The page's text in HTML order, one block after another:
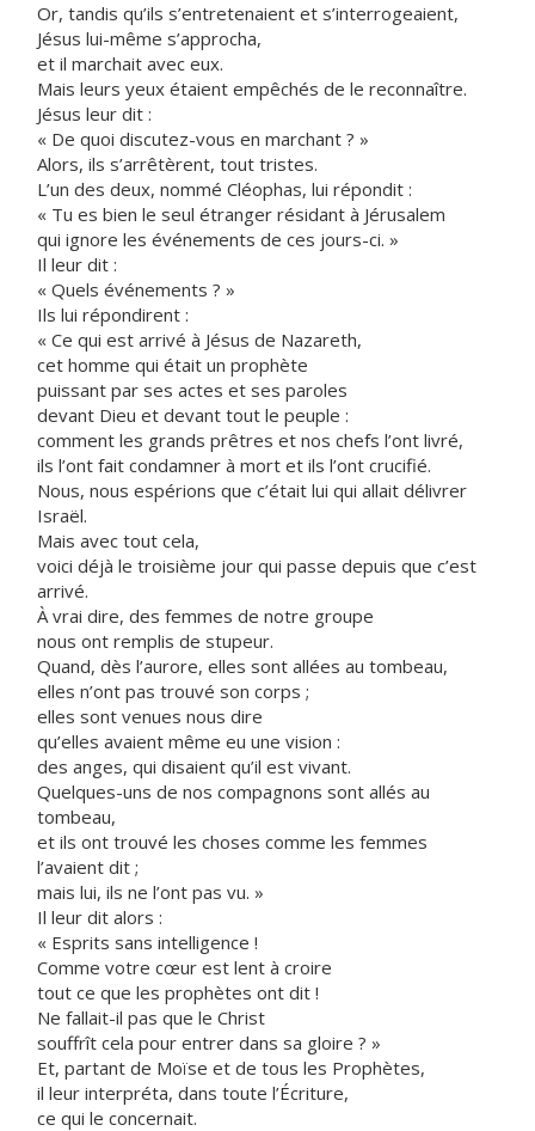
Or, tandis qu’ils s’entretenaient et s’interrogeaient,
Jésus lui-même s’approcha,
et il marchait avec eux.
Mais leurs yeux étaient empêchés de le reconnaître.
Jésus leur dit :
« De quoi discutez-vous en marchant ? »
Alors, ils s’arrêtèrent, tout tristes.
L’un des deux, nommé Cléophas, lui répondit :
« Tu es bien le seul étranger résidant à Jérusalem
qui ignore les événements de ces jours-ci. »
Il leur dit :
« Quels événements ? »
Ils lui répondirent :
« Ce qui est arrivé à Jésus de Nazareth,
cet homme qui était un prophète
puissant par ses actes et ses paroles
devant Dieu et devant tout le peuple :
comment les grands prêtres et nos chefs l’ont livré,
ils l’ont fait condamner à mort et ils l’ont crucifié.
Nous, nous espérions que c’était lui qui allait délivrer
Israël.
Mais avec tout cela,
voici déjà le troisième jour qui passe depuis que c’est
arrivé.
À vrai dire, des femmes de notre groupe
nous ont remplis de stupeur.
Quand, dès l’aurore, elles sont allées au tombeau,
elles n’ont pas trouvé son corps ;
elles sont venues nous dire
qu’elles avaient même eu une vision :
des anges, qui disaient qu’il est vivant.
Quelques-uns de nos compagnons sont allés au
tombeau,
et ils ont trouvé les choses comme les femmes
l’avaient dit ;
mais lui, ils ne l’ont pas vu. »
Il leur dit alors :
« Esprits sans intelligence !
Comme votre cœur est lent à croire
tout ce que les prophètes ont dit !
Ne fallait-il pas que le Christ
souffrît cela pour entrer dans sa gloire ? »
Et, partant de Moïse et de tous les Prophètes,
il leur interpréta, dans toute l’Écriture,
ce qui le concernait.